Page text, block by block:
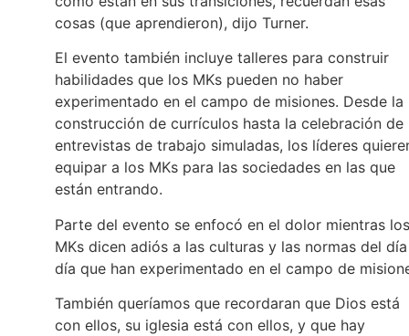
cosas (que aprendieron), dijo Turner.
El evento también incluye talleres para construir
habilidades que los MKs pueden no haber
experimentado en el campo de misiones. Desde la
construcción de currículos hasta la celebración de
entrevistas de trabajo simuladas, los líderes
equipar a los MKs para las sociedades en las que
están entrando.
Parte del evento se enfocó en el dolor mientras los
MKs dicen adiós a las culturas y las normas del
día que han experimentado en el campo de
También queríamos que recordaran que Dios está
con ellos, su iglesia está con ellos, y que hay